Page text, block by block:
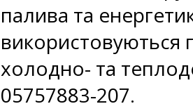
палива та
використовуються
холодно- та
05757883-207.